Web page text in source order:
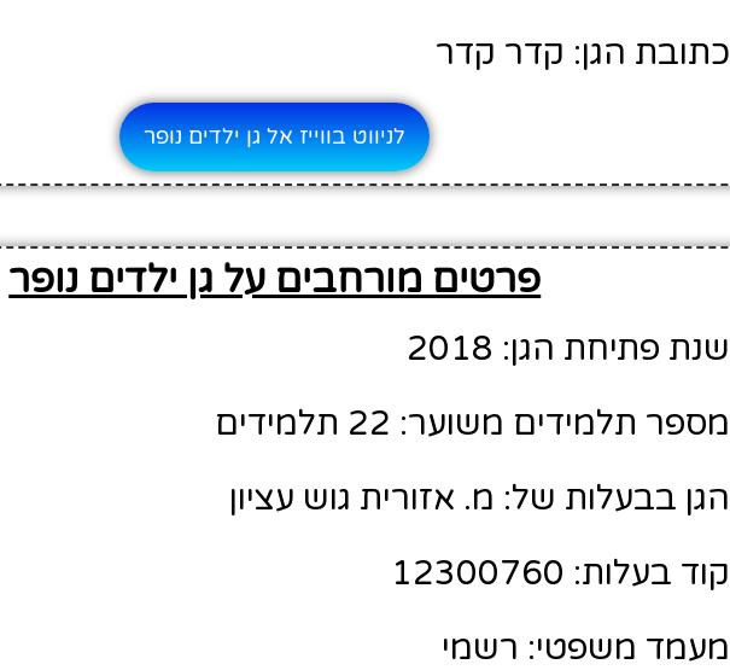
כתובת הגן: קדר קדר
לניווט בווייז אל גן ילדים נופר
פרטים מורחבים על גן ילדים נופר
שנת פתיחת הגן: 2018
מספר תלמידים משוער: 22 תלמידים
הגן בבעלות של: מ. אזורית גוש עציון
קוד בעלות: 12300760
מעמד משפטי: רשמי